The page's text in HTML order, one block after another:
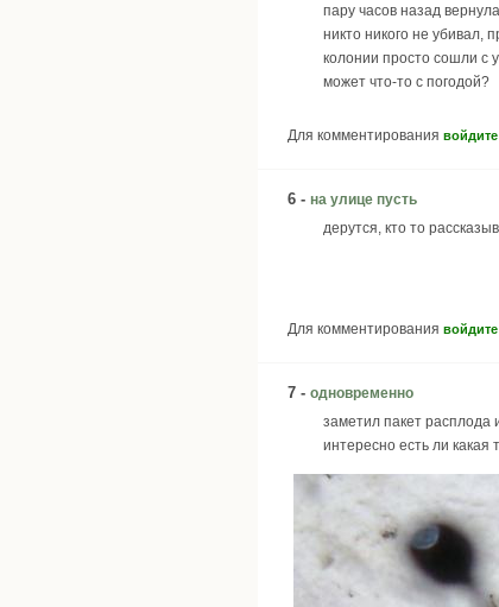
пару часов назад
никто никого не убивал,
колонии просто сошли с
может что-то с погодой?
Для комментирования войдите
6 - на улице пусть
дерутся, кто то
Для комментирования войдите
7 - одновременно
заметил пакет расплода
интересно есть ли